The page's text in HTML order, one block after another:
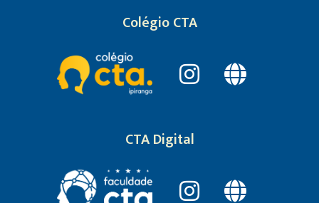
Colégio CTA
CTA Digital